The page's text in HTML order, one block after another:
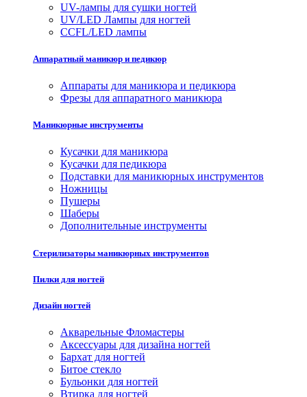
UV-лампы для сушки ногтей
UV/LED Лампы для ногтей
CCFL/LED лампы
Аппаратный маникюр и педикюр
Аппараты для маникюра и педикюра
Фрезы для аппаратного маникюра
Маникюрные инструменты
Кусачки для маникюра
Кусачки для педикюра
Подставки для маникюрных инструментов
Ножницы
Пушеры
Шаберы
Дополнительные инструменты
Стерилизаторы маникюрных инструментов
Пилки для ногтей
Дизайн ногтей
Акварельные Фломастеры
Аксессуары для дизайна ногтей
Бархат для ногтей
Битое стекло
Бульонки для ногтей
Втирка для ногтей